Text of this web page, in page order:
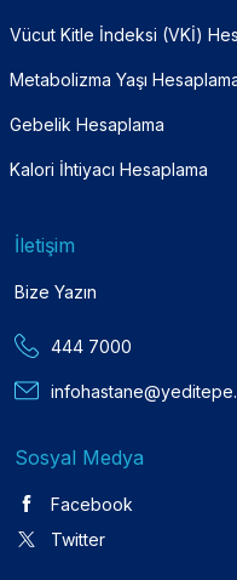
Vücut Kitle İndeksi (VKİ)
Metabolizma Yaşı
Gebelik Hesaplama
Kalori İhtiyacı Hesaplama
İletişim
Bize Yazın
444 7000
Sosyal Medya
Facebook
Twitter